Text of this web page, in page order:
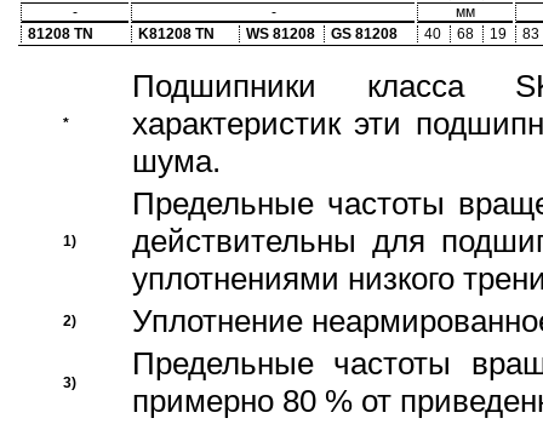
-
-
мм
81208 TN
K81208 TN WS 81208 GS 81208 40 68 19 83
*
Подшипники класса
характеристик эти
шума.
1)
Предельные частоты
действительны для
уплотнениями низкого
2) Уплотнение
3)
Предельные частоты
примерно 80 % от